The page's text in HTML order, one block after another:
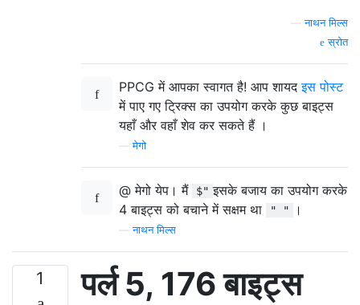
—नाथन मिल्स
स्रोत
PPCG में आपका स्वागत है! आप शायदइस पोस्ट
में पाए गए ट्रिक्स का उपयोग करके कुछ बाइट्स
यहाँ और वहाँ शेव कर सकते हैं ।
—मेगो
@ मेगो येप। मैं $" इसके बजाय का उपयोग करके
4 बाइट्स को बचाने में सक्षम था
" " ।
—नाथन मिल्स
1 पर्ल 5, 176 बाइट्स